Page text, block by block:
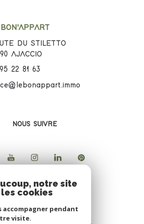
DU STILETTO
AJACCIO
22 81 63
NOUS SUIVRE
ADHERENTS
notre site
cookies
accompagner pendant
visite.